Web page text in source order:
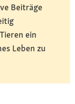
Beiträge
ein
Leben zu